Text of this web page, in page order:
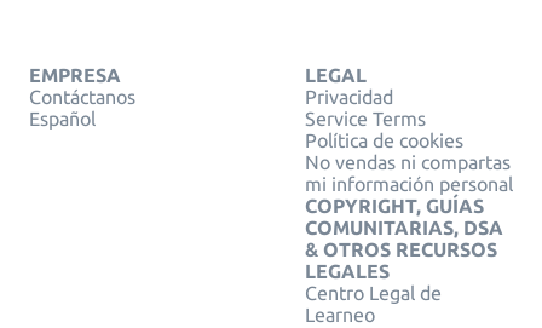
EMPRESA
Contáctanos
Español
LEGAL
Privacidad
Service Terms
Política de cookies
No vendas ni compartas
mi información personal
COPYRIGHT, GUÍAS
COMUNITARIAS, DSA
& OTROS RECURSOS
LEGALES
Centro Legal de
Learneo